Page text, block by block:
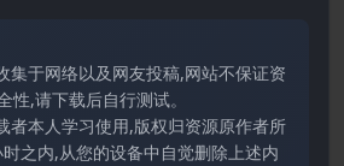
集于网络以及网友投稿,网站不保证资
性,请下载后自行测试。
者本人学习使用,版权归资源原作者所
之内,从您的设备中自觉删除上述内